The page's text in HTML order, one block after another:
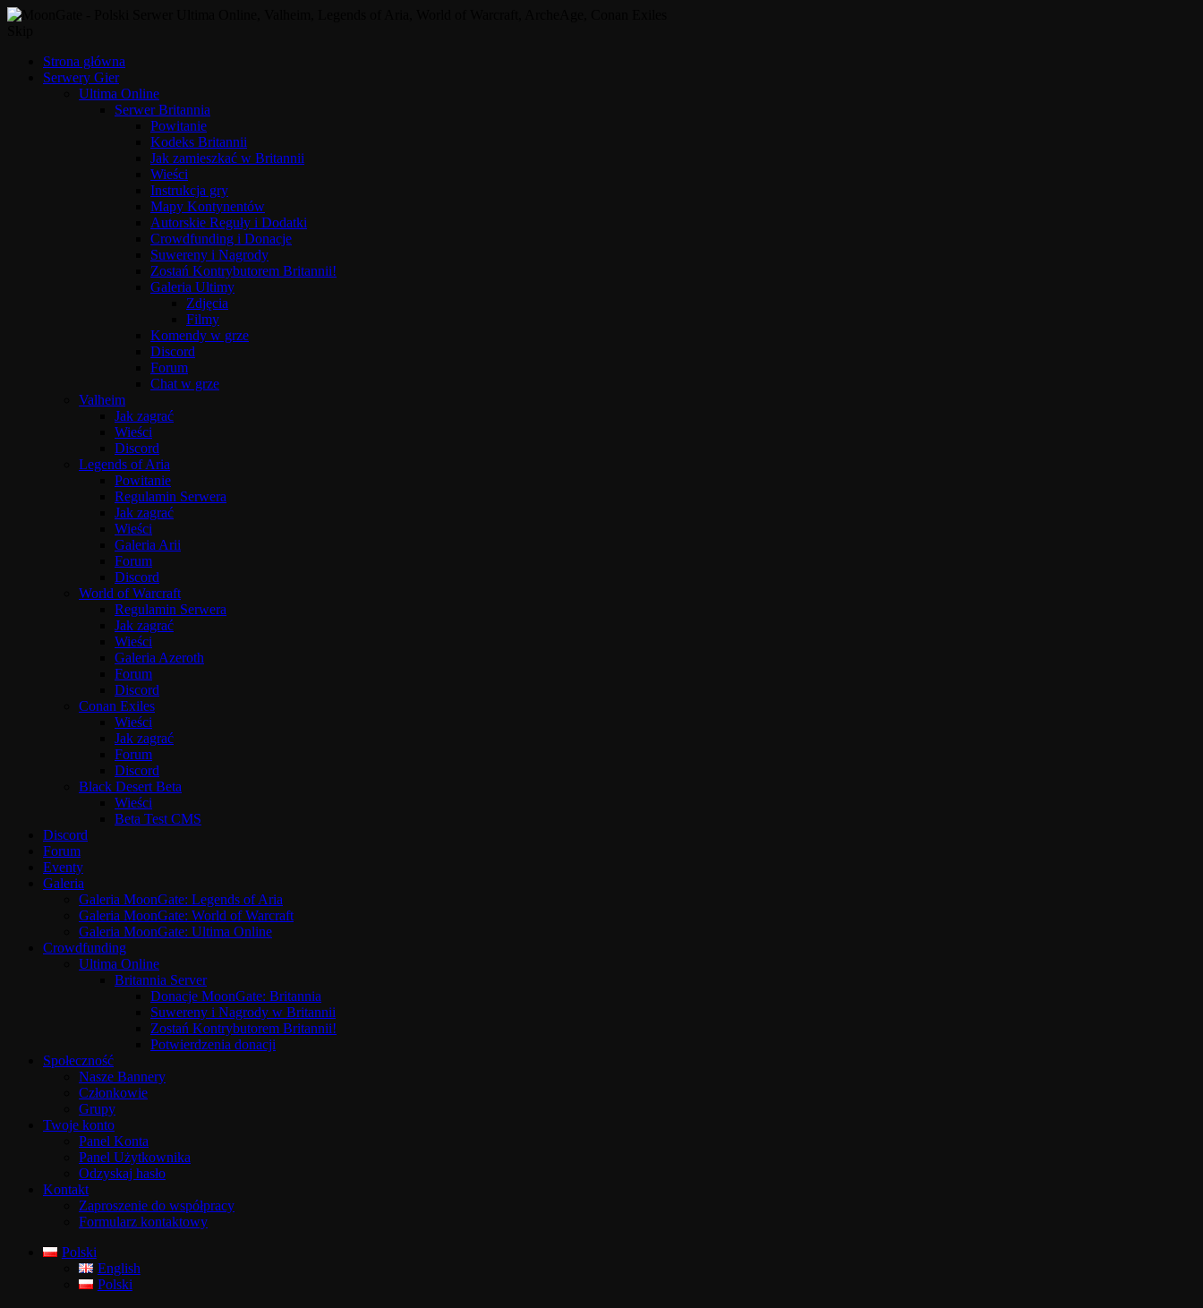
Strona główna
Serwery Gier
Ultima Online
Serwer Britannia
Powitanie
Kodeks Britannii
Jak zamieszkać w Britannii
Wieści
Instrukcja gry
Mapy Kontynentów
Autorskie Reguły i Dodatki
Crowdfunding i Donacje
Suwereny i Nagrody
Zostań Kontrybutorem Britannii!
Galeria Ultimy
Zdjęcia
Filmy
Komendy w grze
Discord
Forum
Chat w grze
Valheim
Jak zagrać
Wieści
Discord
Legends of Aria
Powitanie
Regulamin Serwera
Jak zagrać
Wieści
Galeria Arii
Forum
Discord
World of Warcraft
Regulamin Serwera
Jak zagrać
Wieści
Galeria Azeroth
Forum
Discord
Conan Exiles
Wieści
Jak zagrać
Forum
Discord
Black Desert Beta
Wieści
Beta Test CMS
Discord
Forum
Eventy
Galeria
Galeria MoonGate: Legends of Aria
Galeria MoonGate: World of Warcraft
Galeria MoonGate: Ultima Online
Crowdfunding
Ultima Online
Britannia Server
Donacje MoonGate: Britannia
Suwereny i Nagrody w Britannii
Zostań Kontrybutorem Britannii!
Potwierdzenia donacji
Społeczność
Nasze Bannery
Członkowie
Grupy
Twoje konto
Panel Konta
Panel Użytkownika
Odzyskaj hasło
Kontakt
Zaproszenie do współpracy
Formularz kontaktowy
Polski
English
Polski